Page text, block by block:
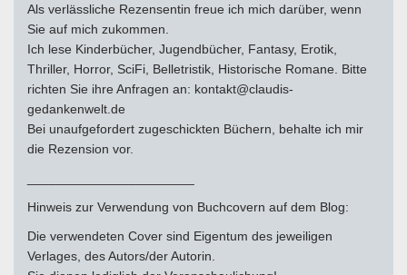
Als verlässliche Rezensentin freue ich mich darüber, wenn
Sie auf mich zukommen.
Ich lese Kinderbücher, Jugendbücher, Fantasy, Erotik,
Thriller, Horror, SciFi, Belletristik, Historische Romane. Bitte
richten Sie ihre Anfragen an: kontakt@claudis-
gedankenwelt.de
Bei unaufgefordert zugeschickten Büchern, behalte ich mir
die Rezension vor.
Hinweis zur Verwendung von Buchcovern auf dem Blog:
Die verwendeten Cover sind Eigentum des jeweiligen
Verlages, des Autors/der Autorin.